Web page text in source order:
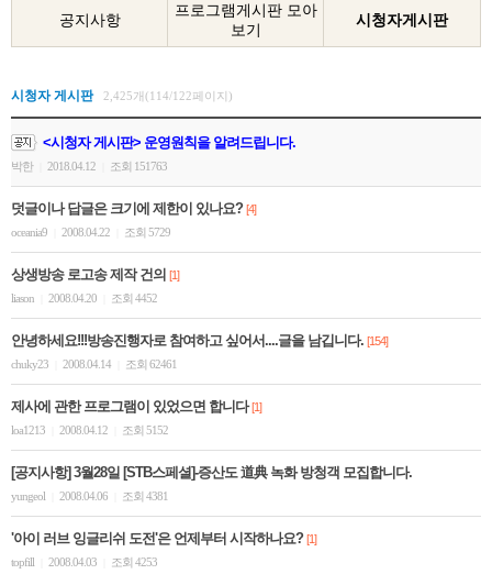
공지사항
프로그램게시판 모아
보기
시청자게시판
시청자 게시판 2,425개(114/122페이지)
<시청자 게시판> 운영원칙을 알려드립니다.
박한 2018.04.12 조회 151763
덧글이나 답글은 크기에 제한이 있나요? [4]
oceania9
2008.04.22 조회 5729
상생방송 로고송 제작 건의 [1]
liason
2008.04.20 조회 4452
안녕하세요!!!방송진행자로 참여하고 싶어서....글을 남깁니다. [154]
chuky23
2008.04.14 조회 62461
제사에 관한 프로그램이 있었으면 합니다 [1]
loa1213
2008.04.12 조회 5152
[공지사항] 3월28일 [STB스페셜]-증산도 道典 녹화 방청객 모집합니다.
yungeol 2008.04.06 조회 4381
'아이 러브 잉글리쉬 도전'은 언제부터 시작하나요? [1]
topfill
2008.04.03 조회 4253